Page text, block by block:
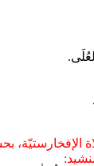
الإفخارستيّة،